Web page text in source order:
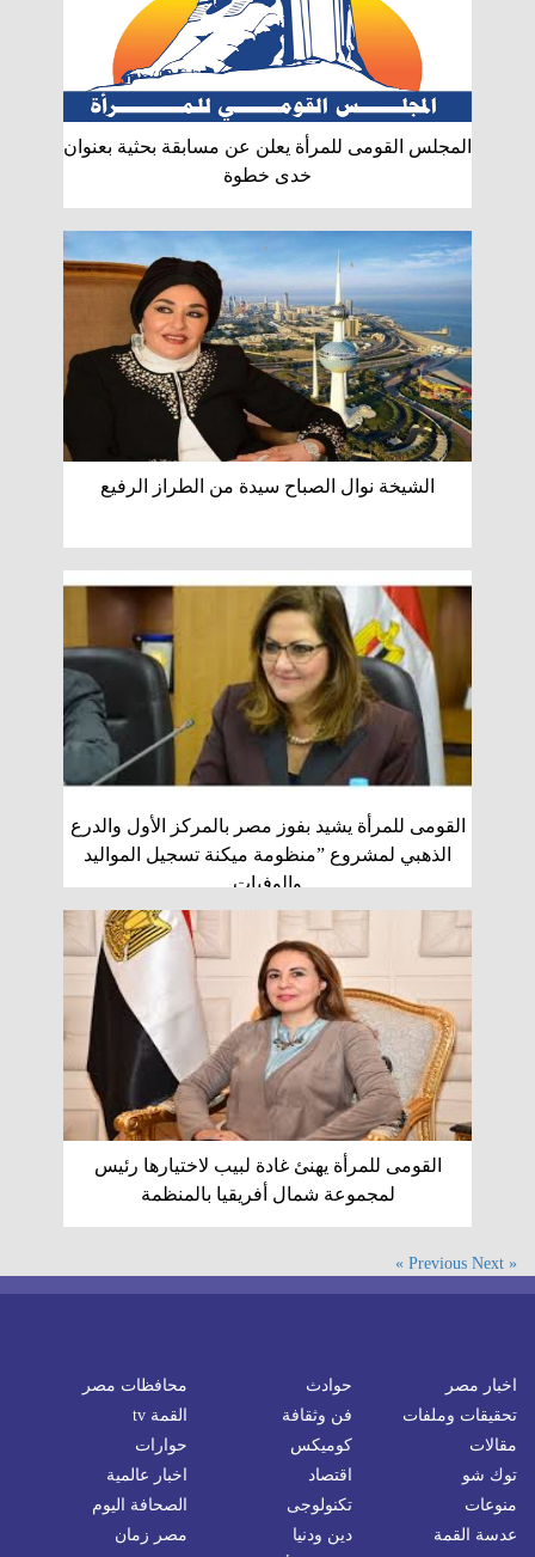
المجلس القومى للمرأة يعلن عن مسابقة بحثية بعنوان
خدى خطوة
الشيخة نوال الصباح سيدة من الطراز الرفيع
القومى للمرأة يشيد بفوز مصر بالمركز الأول والدرع
الذهبي لمشروع ”منظومة ميكنة تسجيل المواليد
والوفيات
القومى للمرأة يهنئ غادة لبيب لاختيارها رئيس
لمجموعة شمال أفريقيا بالمنظمة
« Previous
Next »
اخبار مصر حوادث
محافظات مصر
تحقيقات وملفات
فن وثقافة
القمة tv
مقالات
كوميكس
حوارات
توك شو
اقتصاد
اخبار عالمية
منوعات
تكنولوجى
الصحافة اليوم
عدسة القمة
دين ودنيا
مصر زمان